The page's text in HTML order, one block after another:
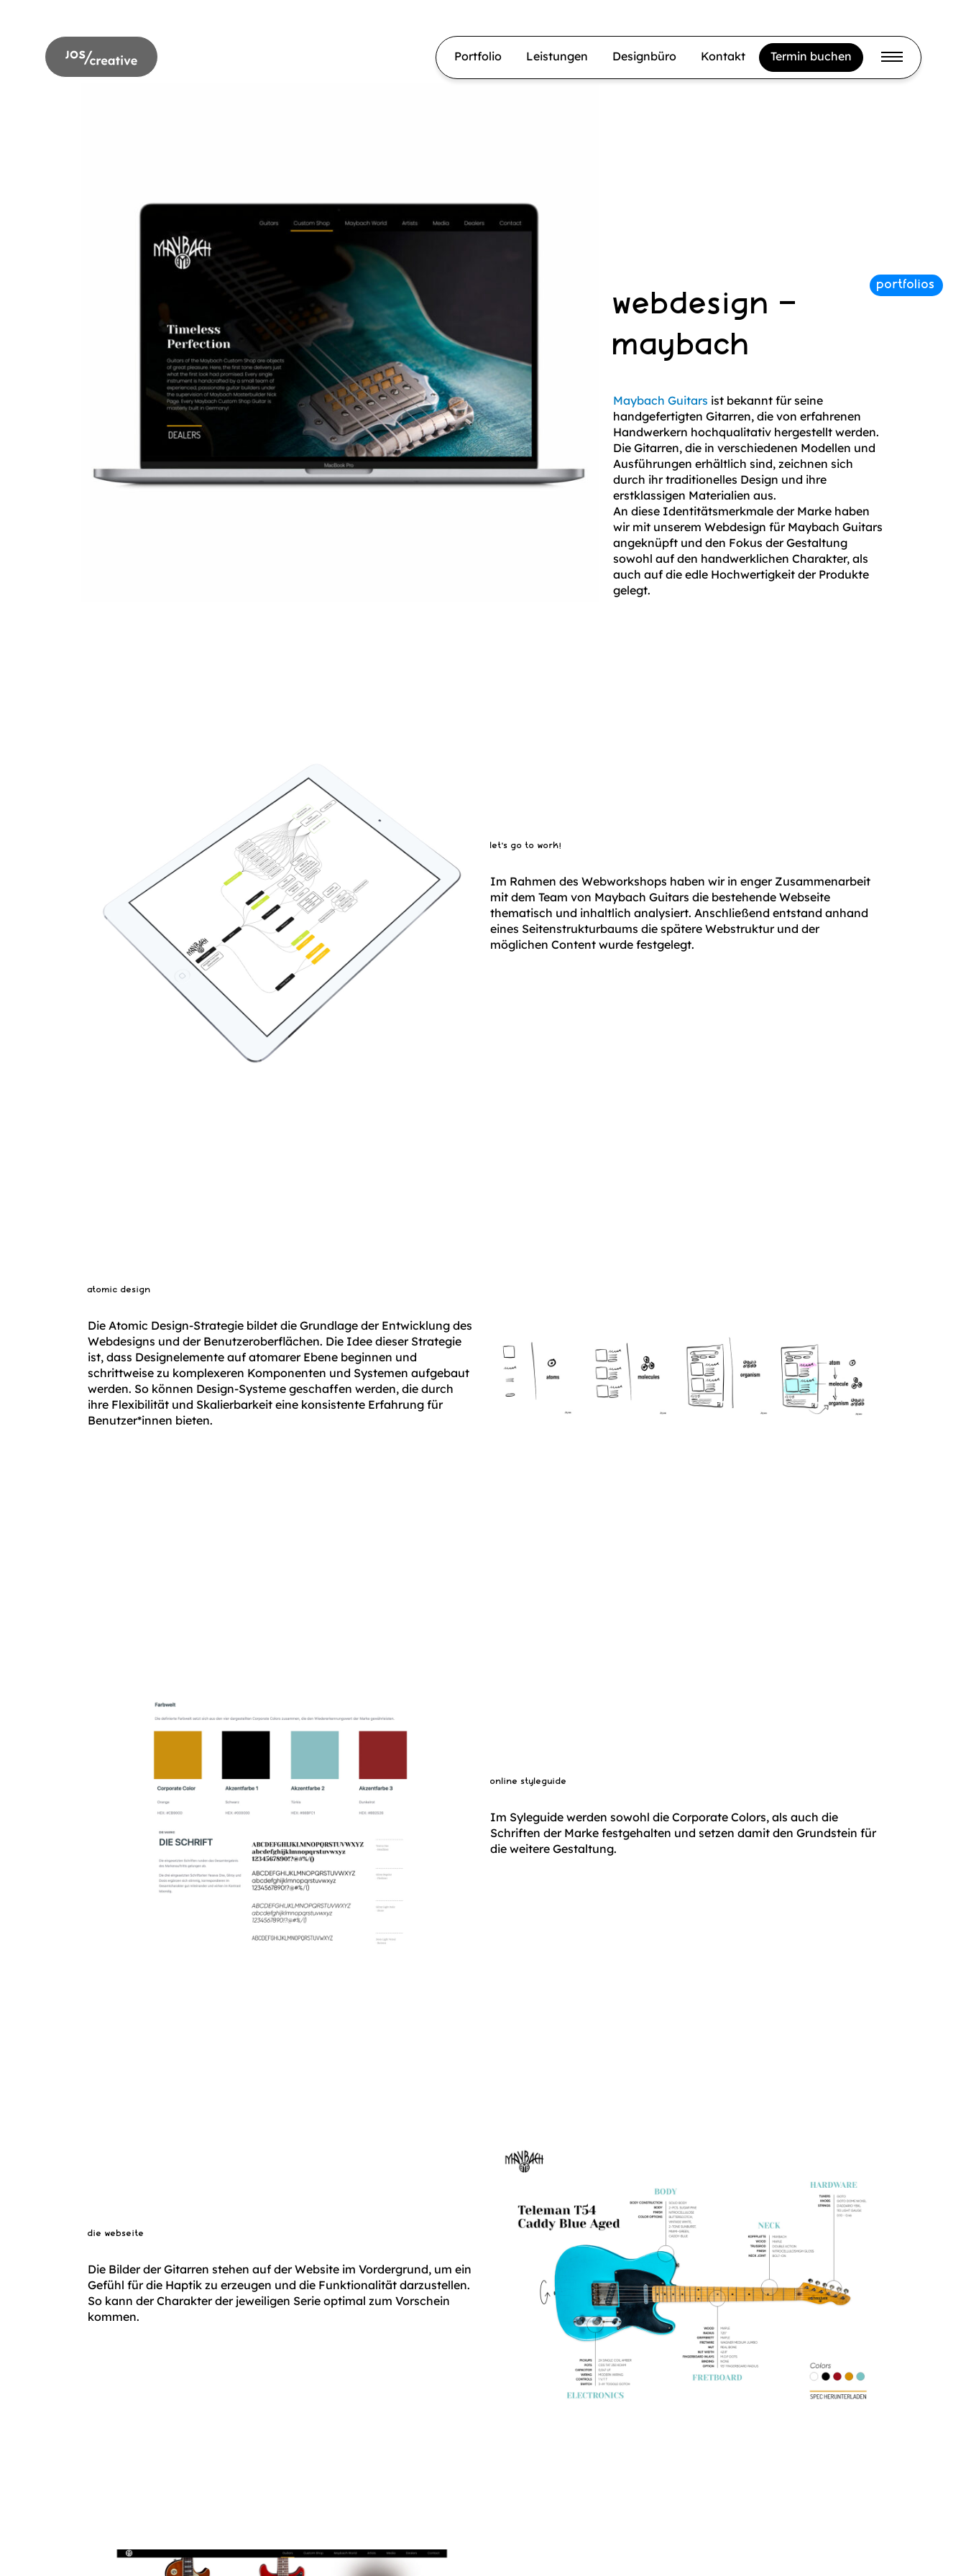
Portfolio Leistungen Designbüro Kontakt Termin buchen
webdesign –
maybach
Maybach Guitars ist bekannt für seine
handgefertigten Gitarren, die von erfahrenen
Handwerkern hochqualitativ hergestellt werden.
Die Gitarren, die in verschiedenen Modellen und
Ausführungen erhältlich sind, zeichnen sich
durch ihr traditionelles Design und ihre
erstklassigen Materialien aus.
An diese Identitätsmerkmale der Marke haben
wir mit unserem Webdesign für Maybach Guitars
angeknüpft und den Fokus der Gestaltung
sowohl auf den handwerklichen Charakter, als
auch auf die edle Hochwertigkeit der Produkte
gelegt.
let’s go to work!
Im Rahmen des Webworkshops haben wir in enger Zusammenarbeit
mit dem Team von Maybach Guitars die bestehende Webseite
thematisch und inhaltlich analysiert. Anschließend entstand anhand
eines Seitenstrukturbaums die spätere Webstruktur und der
möglichen Content wurde festgelegt.
atomic design
Die Atomic Design-Strategie bildet die Grundlage der Entwicklung des
Webdesigns und der Benutzeroberflächen. Die Idee dieser Strategie
ist, dass Designelemente auf atomarer Ebene beginnen und
schrittweise zu komplexeren Komponenten und Systemen aufgebaut
werden. So können Design-Systeme geschaffen werden, die durch
ihre Flexibilität und Skalierbarkeit eine konsistente Erfahrung für
Benutzer*innen bieten.
online styleguide
Im Syleguide werden sowohl die Corporate Colors, als auch die
Schriften der Marke festgehalten und setzen damit den Grundstein für
die weitere Gestaltung.
die webseite
Die Bilder der Gitarren stehen auf der Website im Vordergrund, um ein
Gefühl für die Haptik zu erzeugen und die Funktionalität darzustellen.
So kann der Charakter der jeweiligen Serie optimal zum Vorschein
kommen.